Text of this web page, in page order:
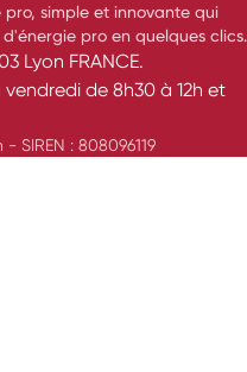
simple et innovante qui
pro en quelques clics.
Lyon FRANCE.
de 8h30 à 12h et
SIREN : 808096119